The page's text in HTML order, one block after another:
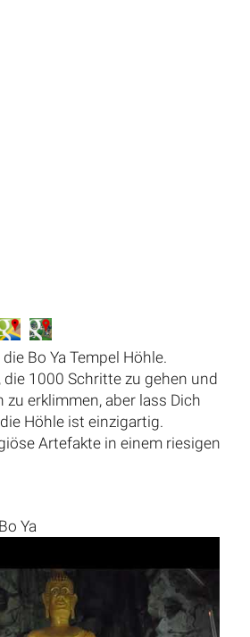
Bo Ya Tempel Höhle.
die 1000 Schritte zu gehen und
erklimmen, aber lass Dich
Höhle ist einzigartig.
Artefakte in einem riesigen
Ya